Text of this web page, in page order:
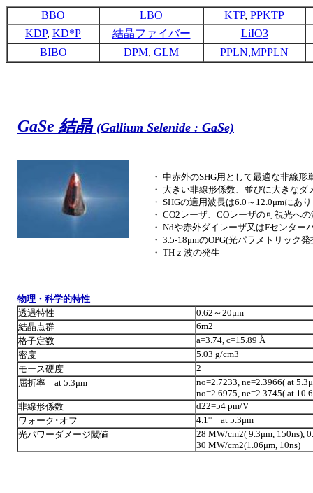
BBO LBO KTP, PPKTP
KDP, KD*P 結晶ファイバー LiIO3
BIBO
DPM, GLM PPLN,MPPLN
GaSe 結晶 (Gallium Selenide : GaSe)
・ 中赤外のSHG用として最適な非線形
・ 大きい非線形係数、並びに大きな
・ SHGの適用波長は6.0～12.0μmにあり
・ CO2レーザ、COレーザの可視光へ
・ Ndや赤外ダイレーザ又はFセンタ
・ 3.5-18μmのOPG(光パラメトリック発
・ THｚ波の発生
物理・科学的特性
透過特性
0.62～20μm
結晶点群
6m2
格子定数
a=3.74, c=15.89 Å
密度
5.03 g/cm3
モース硬度
2
屈折率 at 5.3μm
no=2.7233, ne=2.3966( at
no=2.6975, ne=2.3745( at
非線形係数
d22=54 pm/V
ワォーク･オフ
4.1° at 5.3μm
光パワーダメージ閾値
28 MW/cm2( 9.3μm, 150ns),
30 MW/cm2(1.06μm, 10ns)